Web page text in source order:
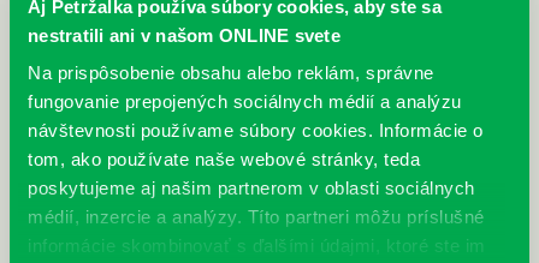
Aj Petržalka používa súbory cookies, aby ste sa
nestratili ani v našom ONLINE svete
Na prispôsobenie obsahu alebo reklám, správne
fungovanie prepojených sociálnych médií a analýzu
návštevnosti používame súbory cookies. Informácie o
tom, ako používate naše webové stránky, teda
poskytujeme aj našim partnerom v oblasti sociálnych
médií, inzercie a analýzy. Títo partneri môžu príslušné
informácie skombinovať s ďalšími údajmi, ktoré ste im